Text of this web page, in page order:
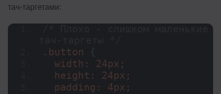
тач-таргетами:
.button
  width: 24px;
  height: 24px;
  padding: 4px;